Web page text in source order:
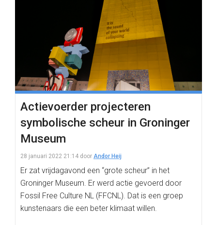
Actievoerder projecteren
symbolische scheur in Groninger
Museum
28 januari 2022 21:14 door Andor Heij
Er zat vrijdagavond een “grote scheur” in het
Groninger Museum. Er werd actie gevoerd door
Fossil Free Culture NL (FFCNL). Dat is een groep
kunstenaars die een beter klimaat willen.